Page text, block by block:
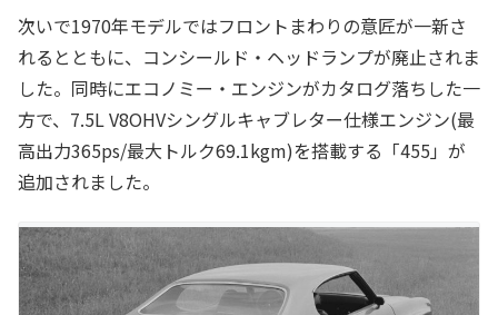
次いで1970年モデルではフロントまわりの意匠が一新さ
れるとともに、コンシールド・ヘッドランプが廃止されま
した。同時にエコノミー・エンジンがカタログ落ちした一
方で、7.5L V8OHVシングルキャブレター仕様エンジン(最
高出力365ps/最大トルク69.1kgm)を搭載する「455」が
追加されました。